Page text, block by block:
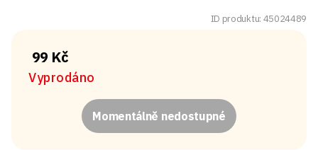
ID produktu: 45024489
99 Kč
Vyprodáno
Momentálně nedostupné